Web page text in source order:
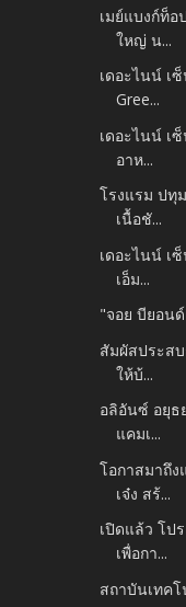
เมย์แบงก์ท็อ
ใหญ่ น...
เดอะไนน์ เ
Gree...
เดอะไนน์ เ
อาห...
โรงแรม ปทุ
เนื้อชั...
เดอะไนน์ เ
เอ็ม...
"จอย​ บียอน
สัมผัสประส
ให้บ้...
อลิอันซ์ อยุธ
แคมเ...
โอกาสมาถึง
เจ๋ง สร้...
เปิดแล้ว โป
เพื่อกา...
สถาบันเทค